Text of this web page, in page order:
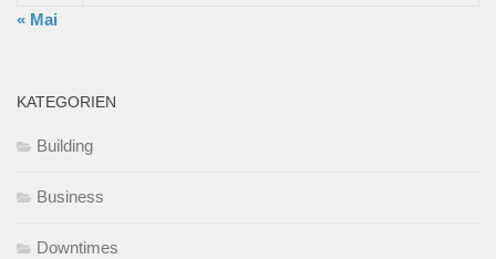
« Mai
KATEGORIEN
Building
Business
Downtimes